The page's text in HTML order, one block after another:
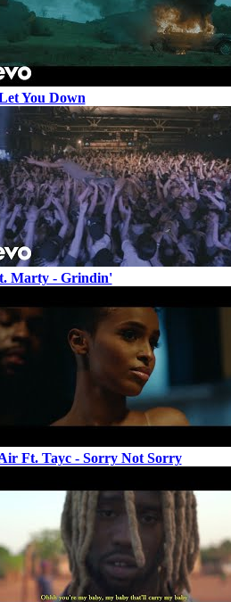
You Down
Marty - Grindin'
Ft. Tayc - Sorry Not Sorry